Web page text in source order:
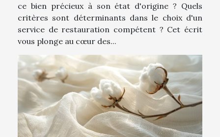
ce bien précieux à son état d'origine ? Quels
critères sont déterminants dans le choix d'un
service de restauration compétent ? Cet écrit
vous plonge au cœur des...